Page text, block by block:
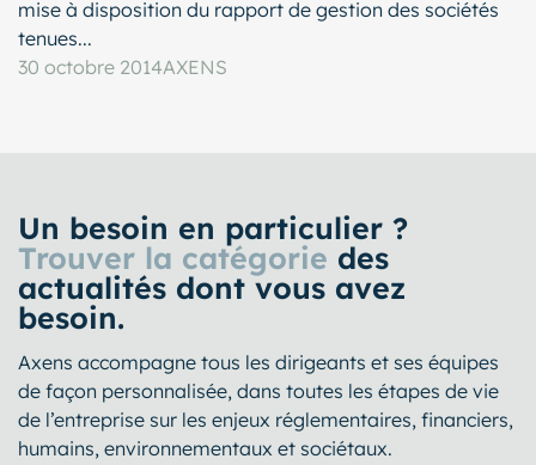
mise à disposition du rapport de gestion des sociétés
tenues...
30 octobre 2014AXENS
Un besoin en particulier ?
Trouver la catégorie des
actualités dont vous avez
besoin.
Axens accompagne tous les dirigeants et ses équipes
de façon personnalisée, dans toutes les étapes de vie
de l’entreprise sur les enjeux réglementaires, financiers,
humains, environnementaux et sociétaux.